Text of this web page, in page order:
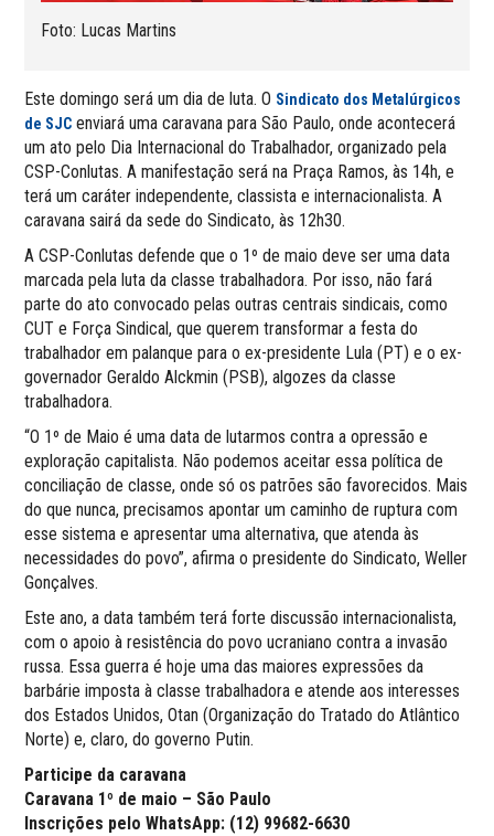
Foto: Lucas Martins
Este domingo será um dia de luta. O Sindicato dos Metalúrgicos
de SJC enviará uma caravana para São Paulo, onde acontecerá
um ato pelo Dia Internacional do Trabalhador, organizado pela
CSP-Conlutas. A manifestação será na Praça Ramos, às 14h, e
terá um caráter independente, classista e internacionalista. A
caravana sairá da sede do Sindicato, às 12h30.
A CSP-Conlutas defende que o 1º de maio deve ser uma data
marcada pela luta da classe trabalhadora. Por isso, não fará
parte do ato convocado pelas outras centrais sindicais, como
CUT e Força Sindical, que querem transformar a festa do
trabalhador em palanque para o ex-presidente Lula (PT) e o ex-
governador Geraldo Alckmin (PSB), algozes da classe
trabalhadora.
“O 1º de Maio é uma data de lutarmos contra a opressão e
exploração capitalista. Não podemos aceitar essa política de
conciliação de classe, onde só os patrões são favorecidos. Mais
do que nunca, precisamos apontar um caminho de ruptura com
esse sistema e apresentar uma alternativa, que atenda às
necessidades do povo”, afirma o presidente do Sindicato, Weller
Gonçalves.
Este ano, a data também terá forte discussão internacionalista,
com o apoio à resistência do povo ucraniano contra a invasão
russa. Essa guerra é hoje uma das maiores expressões da
barbárie imposta à classe trabalhadora e atende aos interesses
dos Estados Unidos, Otan (Organização do Tratado do Atlântico
Norte) e, claro, do governo Putin.
Participe da caravana
Caravana 1º de maio – São Paulo
Inscrições pelo WhatsApp: (12) 99682-6630